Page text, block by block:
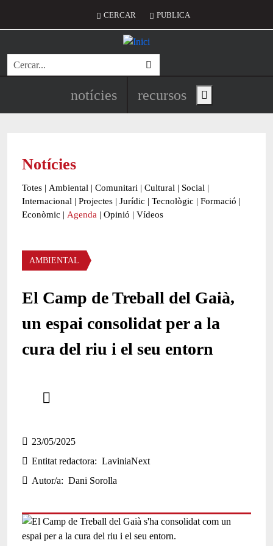
Menú del compte d'usuari
CERCAR PUBLICA
Cerca
Navegació principal de
notícies recursos Show main menu
Notícies
Totes | Ambiental | Comunitari | Cultural | Social |
Internacional | Projectes | Jurídic | Tecnològic | Formació |
Econòmic | Agenda | Opinió | Vídeos
Àmbit de la notícia
AMBIENTAL
El Camp de Treball del Gaià,
un espai consolidat per a la
cura del riu i el seu entorn
23/05/2025
Entitat redactora
LaviniaNext
Autor/a
Dani Sorolla